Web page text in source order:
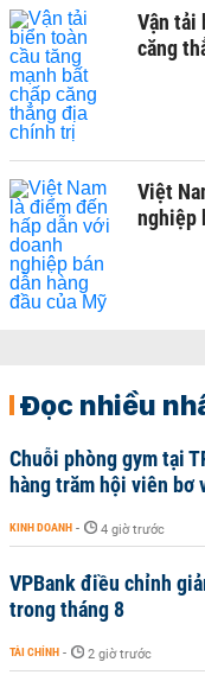
Vận tải
căng
Việt
nghiệp
Đọc nhiều
Chuỗi phòng gym tại
hàng trăm hội viên bơ
KINH DOANH - 4 giờ trước
VPBank điều chỉnh
trong tháng 8
TÀI CHÍNH - 2 giờ trước